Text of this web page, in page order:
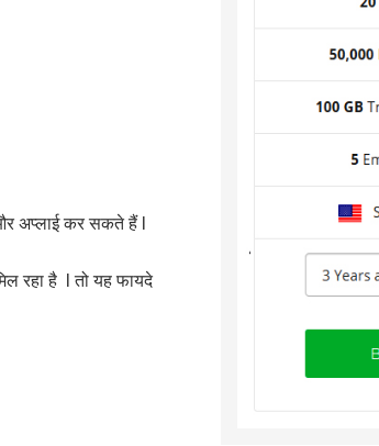
अप्लाई कर सकते हैं l
रहा है l तो यह फायदे